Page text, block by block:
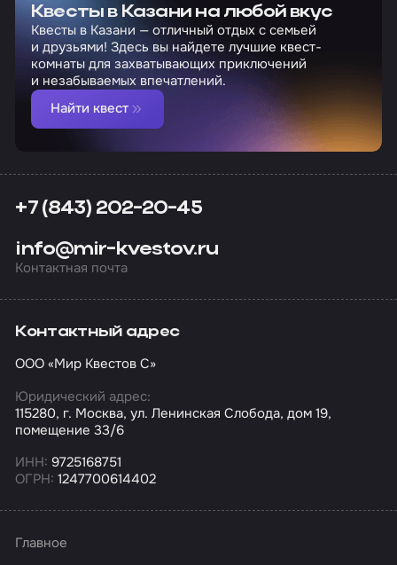
Квесты в Казани на любой вкус
Квесты в Казани — отличный отдых с семьей
и друзьями! Здесь вы найдете лучшие квест-
комнаты для захватывающих приключений
и незабываемых впечатлений.
Найти квест
+7 (843) 202-20-45
info@mir-kvestov.ru
Контактная почта
Контактный адрес
ООО «Мир Квестов С»
Юридический адрес:
115280, г. Москва, ул. Ленинская Слобода, дом 19,
помещение 33/6
ИНН: 9725168751
ОГРН: 1247700614402
Главное